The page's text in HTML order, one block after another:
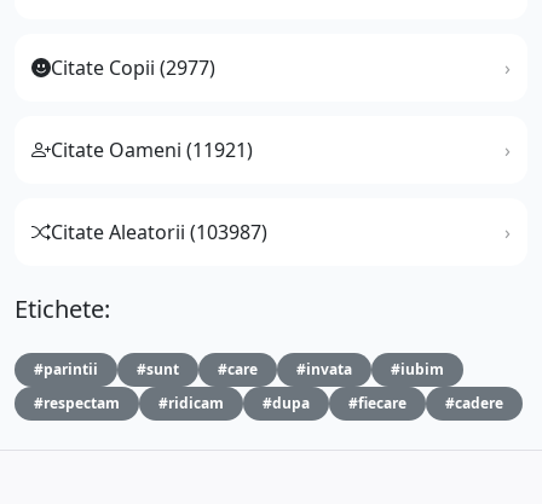
Citate Copii (2977)
Citate Oameni (11921)
Citate Aleatorii (103987)
Etichete:
#parintii #sunt #care #invata
#iubim
#respectam
#ridicam #dupa #fiecare #cadere